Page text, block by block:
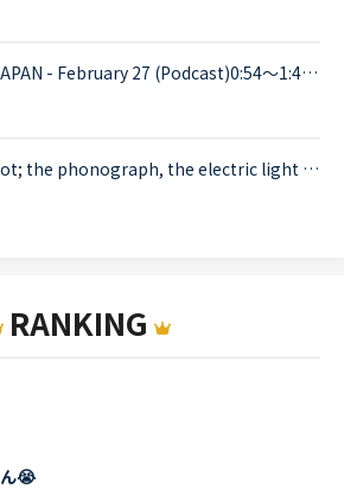
NHK WORLD RADIO JAPAN - February 27 (Podcast)0:54～1:49The Japanese government is studying additional measures to prop up the tourist industry and smaller businesses hit hard by the spread of a ne...
なぜ、以下の文の&quot; the phonograph, the electric light bulb, alkaline storage batteries and the motion picture camera&quot;の中の&quot;alkaline storage batteries&quot;だけが、theのつかない複数で...
RANKING
😭